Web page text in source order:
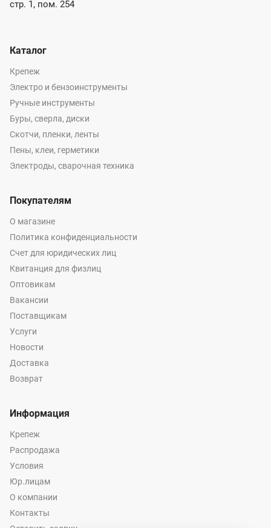
стр. 1, пом. 254
Каталог
Крепеж
Электро и бензоинструменты
Ручные инструменты
Буры, сверла, диски
Скотчи, пленки, ленты
Пены, клеи, герметики
Электроды, сварочная техника
Покупателям
О магазине
Политика конфиденциальности
Счет для юридических лиц
Квитанция для физлиц
Оптовикам
Вакансии
Поставщикам
Услуги
Новости
Доставка
Возврат
Информация
Крепеж
Распродажа
Условия
Юр.лицам
О компании
Контакты